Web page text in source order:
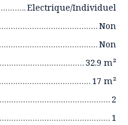
Electrique/Individuel
Non
Non
32.9 m²
17 m²
2
1